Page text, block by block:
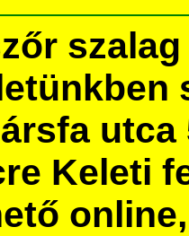
utca
Keleti